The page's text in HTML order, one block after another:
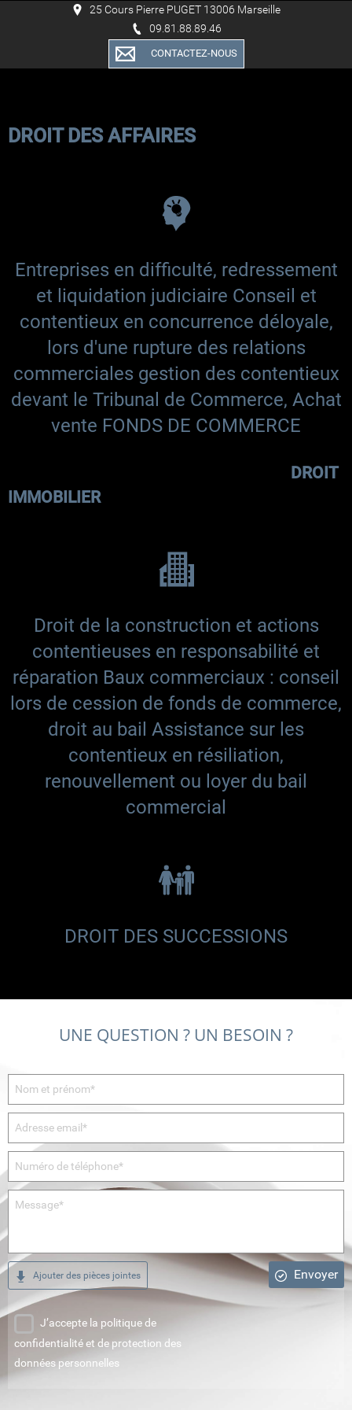
25 Cours Pierre PUGET 13006 Marseille
09.81.88.89.46
CONTACTEZ-NOUS
DROIT DES AFFAIRES
Entreprises en difficulté, redressement
et liquidation judiciaire Conseil et
contentieux en concurrence déloyale,
lors d'une rupture des relations
commerciales gestion des contentieux
devant le Tribunal de Commerce, Achat
vente FONDS DE COMMERCE
DROIT
IMMOBILIER
Droit de la construction et actions
contentieuses en responsabilité et
réparation Baux commerciaux : conseil
lors de cession de fonds de commerce,
droit au bail Assistance sur les
contentieux en résiliation,
renouvellement ou loyer du bail
commercial
DROIT DES SUCCESSIONS
UNE QUESTION ? UN BESOIN ?
Ajouter des pièces jointes
J’accepte la politique de
confidentialité et de protection des
données personnelles
Envoyer